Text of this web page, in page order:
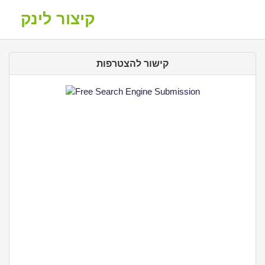
קיצור לינק
קישור להצטרפות